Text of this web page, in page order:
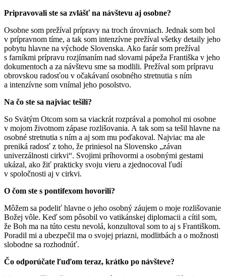
Pripravovali ste sa zvlášť na návštevu aj osobne?
Osobne som prežíval prípravy na troch úrovniach. Jednak som bol
v prípravnom tíme, a tak som intenzívne prežíval všetky detaily jeho
pobytu hlavne na východe Slovenska. Ako farár som prežíval
s farníkmi prípravu rozjímaním nad slovami pápeža Františka v jeho
dokumentoch a za návštevu sme sa modlili. Prežíval som prípravu
obrovskou radosťou v očakávaní osobného stretnutia s ním
a intenzívne som vnímal jeho posolstvo.
Na čo ste sa najviac tešili?
So Svätým Otcom som sa viackrát rozprával a pomohol mi osobne
v mojom životnom zápase rozlišovania. A tak som sa tešil hlavne na
osobné stretnutia s ním a aj som mu poďakoval. Najviac ma ale
preniká radosť z toho, že priniesol na Slovensko „závan
univerzálnosti cirkvi“. Svojimi príhovormi a osobnými gestami
ukázal, ako žiť prakticky svoju vieru a zjednocoval ľudí
v spoločnosti aj v cirkvi.
O čom ste s pontifexom hovorili?
Môžem sa podeliť hlavne o jeho osobný záujem o moje rozlišovanie
Božej vôle. Keď som pôsobil vo vatikánskej diplomacii a cítil som,
že Boh ma na túto cestu nevolá, konzultoval som to aj s Františkom.
Poradil mi a ubezpečil ma o svojej priazni, modlitbách a o možnosti
slobodne sa rozhodnúť.
Čo odporúčate ľuďom teraz, krátko po návšteve?